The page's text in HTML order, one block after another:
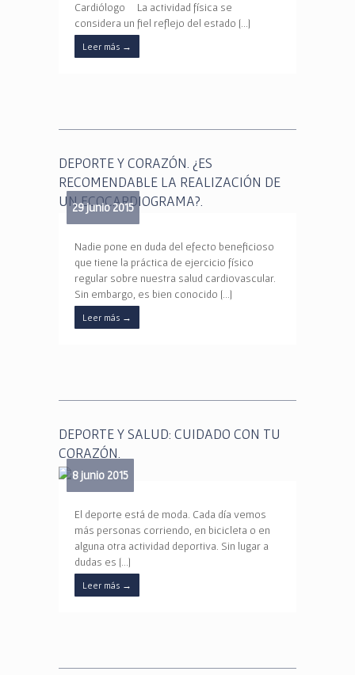
Cardiólogo La actividad física se
considera un fiel reflejo del estado […]
Leer más →
DEPORTE Y CORAZÓN. ¿ES
RECOMENDABLE LA REALIZACIÓN DE
UN ECOCARDIOGRAMA?.
29 junio 2015
Nadie pone en duda del efecto beneficioso
que tiene la práctica de ejercicio físico
regular sobre nuestra salud cardiovascular.
Sin embargo, es bien conocido […]
Leer más →
DEPORTE Y SALUD: CUIDADO CON TU
CORAZÓN.
8 junio 2015
El deporte está de moda. Cada día vemos
más personas corriendo, en bicicleta o en
alguna otra actividad deportiva. Sin lugar a
dudas es […]
Leer más →